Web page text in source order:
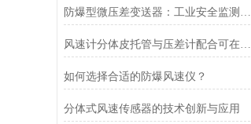
防爆型微压差变送器：工业安全监测的坚实后盾
风速计分体皮托管与压差计配合可在哪些场合使用？
如何选择合适的防爆风速仪？
分体式风速传感器的技术创新与应用